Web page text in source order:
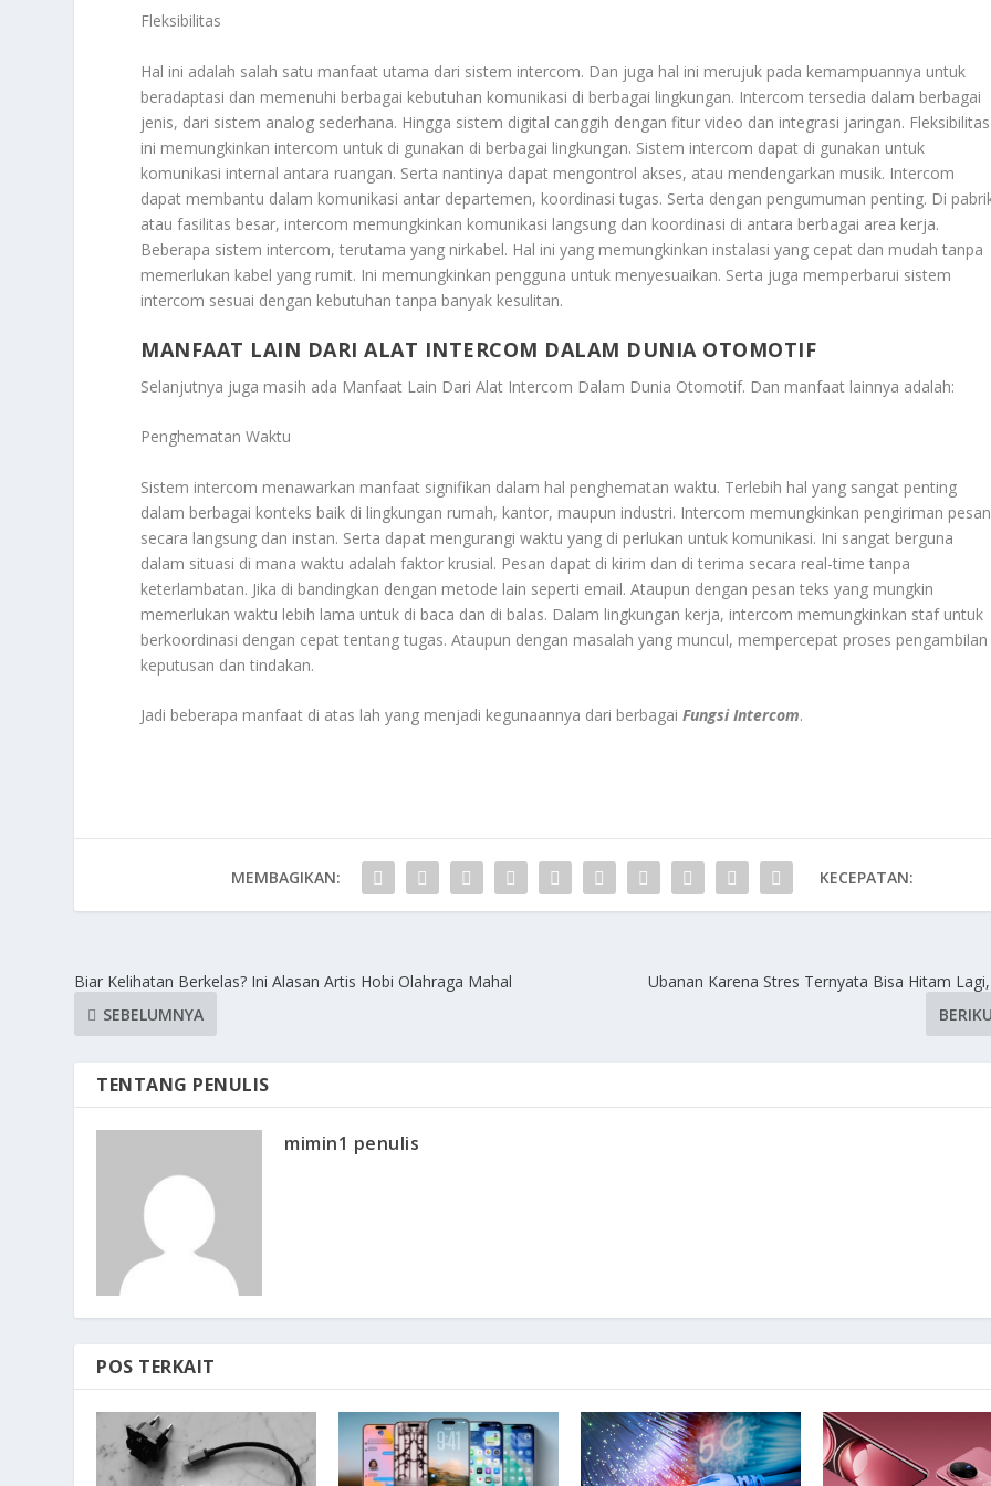
Fleksibilitas
Hal ini adalah salah satu manfaat utama dari sistem intercom. Dan juga hal ini merujuk pada kemampuannya untuk
beradaptasi dan memenuhi berbagai kebutuhan komunikasi di berbagai lingkungan. Intercom tersedia dalam berbagai
jenis, dari sistem analog sederhana. Hingga sistem digital canggih dengan fitur video dan integrasi jaringan. Fleksibilitas
ini memungkinkan intercom untuk di gunakan di berbagai lingkungan. Sistem intercom dapat di gunakan untuk
komunikasi internal antara ruangan. Serta nantinya dapat mengontrol akses, atau mendengarkan musik. Intercom
dapat membantu dalam komunikasi antar departemen, koordinasi tugas. Serta dengan pengumuman penting. Di
atau fasilitas besar, intercom memungkinkan komunikasi langsung dan koordinasi di antara berbagai area kerja.
Beberapa sistem intercom, terutama yang nirkabel. Hal ini yang memungkinkan instalasi yang cepat dan mudah tanpa
memerlukan kabel yang rumit. Ini memungkinkan pengguna untuk menyesuaikan. Serta juga memperbarui sistem
intercom sesuai dengan kebutuhan tanpa banyak kesulitan.
MANFAAT LAIN DARI ALAT INTERCOM DALAM DUNIA OTOMOTIF
Selanjutnya juga masih ada Manfaat Lain Dari Alat Intercom Dalam Dunia Otomotif. Dan manfaat lainnya adalah:
Penghematan Waktu
Sistem intercom menawarkan manfaat signifikan dalam hal penghematan waktu. Terlebih hal yang sangat penting
dalam berbagai konteks baik di lingkungan rumah, kantor, maupun industri. Intercom memungkinkan pengiriman pesan
secara langsung dan instan. Serta dapat mengurangi waktu yang di perlukan untuk komunikasi. Ini sangat berguna
dalam situasi di mana waktu adalah faktor krusial. Pesan dapat di kirim dan di terima secara real-time tanpa
keterlambatan. Jika di bandingkan dengan metode lain seperti email. Ataupun dengan pesan teks yang mungkin
memerlukan waktu lebih lama untuk di baca dan di balas. Dalam lingkungan kerja, intercom memungkinkan staf untuk
berkoordinasi dengan cepat tentang tugas. Ataupun dengan masalah yang muncul, mempercepat proses pengambilan
keputusan dan tindakan.
Jadi beberapa manfaat di atas lah yang menjadi kegunaannya dari berbagaiFungsi Intercom.
MEMBAGIKAN: KECEPATAN:
Biar Kelihatan Berkelas? Ini Alasan Artis Hobi Olahraga Mahal
SEBELUMNYA
Ubanan Karena Stres Ternyata Bisa Hitam
TENTANG PENULIS
mimin1 penulis
POS TERKAIT